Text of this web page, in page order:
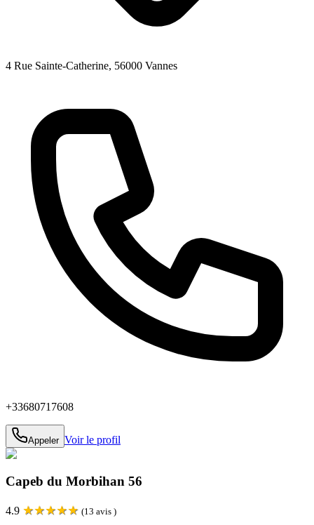
4 Rue Sainte-Catherine, 56000 Vannes
+33680717608
Appeler Voir le profil
Capeb du Morbihan 56
4.9 ★★★★★ (13 avis )